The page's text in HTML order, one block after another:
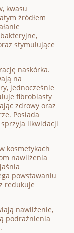
kwasu
źródłem
stymulujące
naskórka.
na
jednocześnie
fibroblasty
zdrowy oraz
Posiada
sprzyja likwidacji
kosmetykach
nawilżenia
powstawaniu
redukuje
nawilżenie,
podrażnienia